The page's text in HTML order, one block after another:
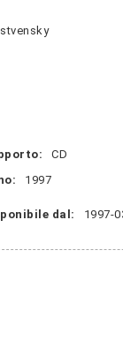
CD
1997
dal: 1997-